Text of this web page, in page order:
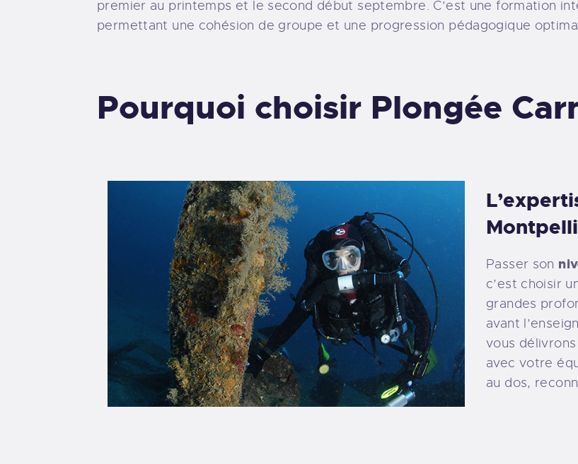
premier au printemps et le second début septembre. C’est une formation
permettant une cohésion de groupe et une progression pédagogique
Pourquoi choisir Plongée
Passer son
c’est choisir
grandes
avant
vous
avec votre
au dos,